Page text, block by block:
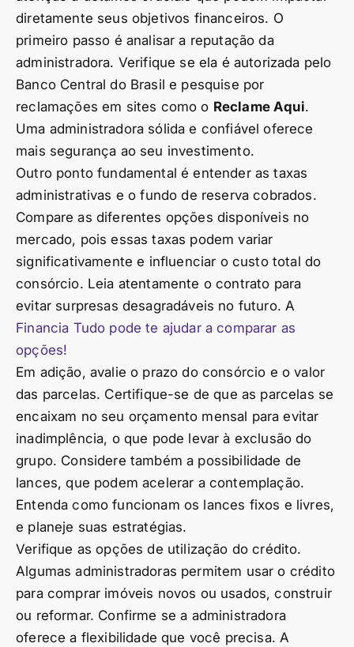
diretamente seus objetivos financeiros. O
primeiro passo é analisar a reputação da
administradora. Verifique se ela é autorizada pelo
Banco Central do Brasil e pesquise por
reclamações em sites como o Reclame Aqui.
Uma administradora sólida e confiável oferece
mais segurança ao seu investimento.
Outro ponto fundamental é entender as taxas
administrativas e o fundo de reserva cobrados.
Compare as diferentes opções disponíveis no
mercado, pois essas taxas podem variar
significativamente e influenciar o custo total do
consórcio. Leia atentamente o contrato para
evitar surpresas desagradáveis no futuro. A
Financia Tudo pode te ajudar a comparar as
opções!
Em adição, avalie o prazo do consórcio e o valor
das parcelas. Certifique-se de que as parcelas se
encaixam no seu orçamento mensal para evitar
inadimplência, o que pode levar à exclusão do
grupo. Considere também a possibilidade de
lances, que podem acelerar a contemplação.
Entenda como funcionam os lances fixos e livres,
e planeje suas estratégias.
Verifique as opções de utilização do crédito.
Algumas administradoras permitem usar o crédito
para comprar imóveis novos ou usados, construir
ou reformar. Confirme se a administradora
oferece a flexibilidade que você precisa. A